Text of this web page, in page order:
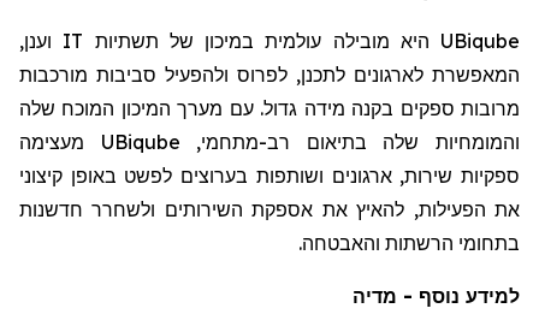
UBiqube היא מובילה עולמית במיכון של תשתיות IT וענן,
המאפשרת לארגונים לתכנן, לפרוס ולהפעיל סביבות מורכבות
מרובות ספקים בקנה מידה גדול. עם מערך המיכון המוכח שלה
והמומחיות שלה בתיאום רב-מתחמי, UBiqube מעצימה
ספקיות שירות, ארגונים ושותפות בערוצים לפשט באופן קיצוני
את הפעילות, להאיץ את אספקת השירותים ולשחרר חדשנות
בתחומי הרשתות והאבטחה.
למידע נוסף - מדיה